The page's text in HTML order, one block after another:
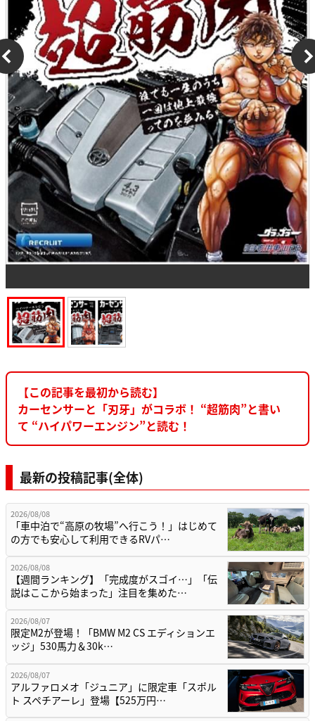
【この記事を最初から読む】
カーセンサーと「刃牙」がコラボ！ “超筋肉”と書い
て “ハイパワーエンジン”と読む！
最新の投稿記事(全体)
2026/08/08
「車中泊で“高原の牧場”へ行こう！」はじめて
の方でも安心して利用できるRVパ…
2026/08/08
【週間ランキング】「完成度がスゴイ…」「伝
説はここから始まった」注目を集めた…
2026/08/07
限定M2が登場！「BMW M2 CS エディションエ
ッジ」530馬力＆30k…
2026/08/07
アルファロメオ「ジュニア」に限定車「スポル
ト スペチアーレ」登場【525万円…